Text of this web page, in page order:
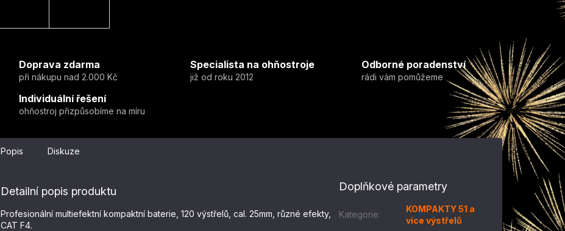
Doprava zdarma
při nákupu nad 2.000 Kč
Specialista na ohňostroje
již od roku 2012
Odborné poradenství
rádi vám pomůžeme
Individuální řešení
ohňostroj přizpůsobíme na míru
Popis Diskuze
Detailní popis produktu
Profesionální multiefektní kompaktní baterie, 120 výstřelů, cal. 25mm, různé efekty,
CAT F4.
Doplňkové parametry
Kategorie:
KOMPAKTY 51 a
více výstřelů